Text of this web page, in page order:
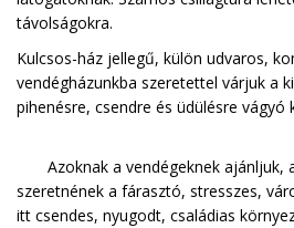
távolságokra.
Kulcsos-ház jellegű, külön udvaros,
vendégházunkba szeretettel várjuk a
pihenésre, csendre és üdülésre vágyó
Azoknak a vendégeknek ajánljuk,
szeretnének a fárasztó, stresszes,
itt csendes, nyugodt, családias